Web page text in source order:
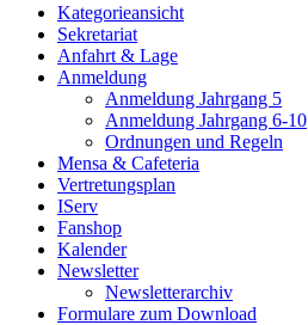
Kategorieansicht
Sekretariat
Anfahrt & Lage
Anmeldung
Anmeldung Jahrgang 5
Anmeldung Jahrgang 6-10
Ordnungen und Regeln
Mensa & Cafeteria
Vertretungsplan
IServ
Fanshop
Kalender
Newsletter
Newsletterarchiv
Formulare zum Download